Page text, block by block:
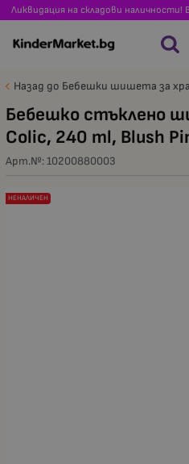
Ликвидация на складови
Назад до Бебешки шишета за
Бебешко стъклено
Colic, 240 ml, Blush
Арт.№:10200880003
НЕНАЛИЧЕН